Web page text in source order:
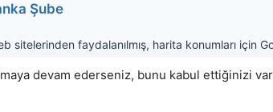
Şube
sitelerinden faydalanılmış, harita konumları için
ve Kişisel Veri Politikası
devam ederseniz, bunu kabul ettiğinizi